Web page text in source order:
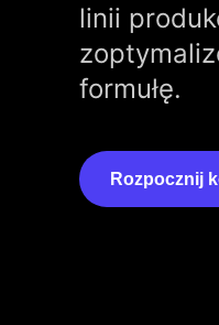
linii
formułę.
Rozpocznij